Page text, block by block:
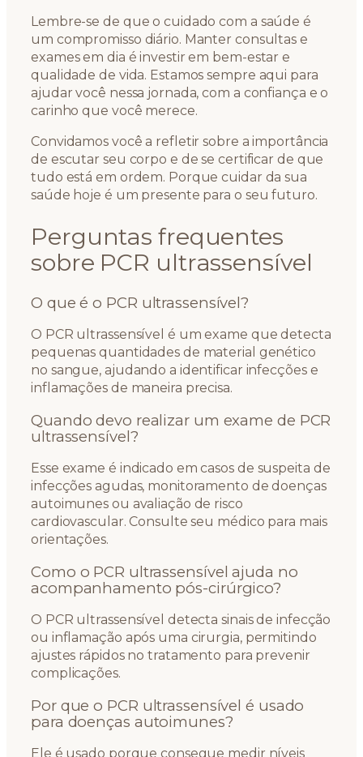
Lembre-se de que o cuidado com a saúde é
um compromisso diário. Manter consultas e
exames em dia é investir em bem-estar e
qualidade de vida. Estamos sempre aqui para
ajudar você nessa jornada, com a confiança e o
carinho que você merece.
Convidamos você a refletir sobre a importância
de escutar seu corpo e de se certificar de que
tudo está em ordem. Porque cuidar da sua
saúde hoje é um presente para o seu futuro.
Perguntas frequentes
sobre PCR ultrassensível
O que é o PCR ultrassensível?
O PCR ultrassensível é um exame que detecta
pequenas quantidades de material genético
no sangue, ajudando a identificar infecções e
inflamações de maneira precisa.
Quando devo realizar um exame de PCR
ultrassensível?
Esse exame é indicado em casos de suspeita de
infecções agudas, monitoramento de doenças
autoimunes ou avaliação de risco
cardiovascular. Consulte seu médico para mais
orientações.
Como o PCR ultrassensível ajuda no
acompanhamento pós-cirúrgico?
O PCR ultrassensível detecta sinais de infecção
ou inflamação após uma cirurgia, permitindo
ajustes rápidos no tratamento para prevenir
complicações.
Por que o PCR ultrassensível é usado
para doenças autoimunes?
Ele é usado porque consegue medir níveis